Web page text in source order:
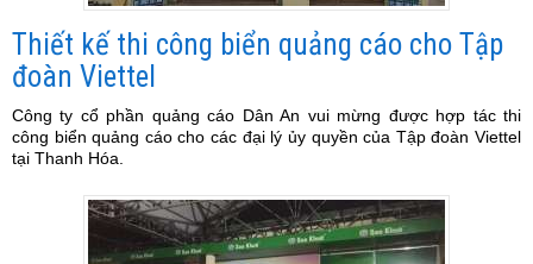
Thiết kế thi công biển quảng cáo cho Tập
đoàn Viettel
Công ty cổ phần quảng cáo Dân An vui mừng được hợp tác thi
công biển quảng cáo cho các đại lý ủy quyền của Tập đoàn Viettel
tại Thanh Hóa.